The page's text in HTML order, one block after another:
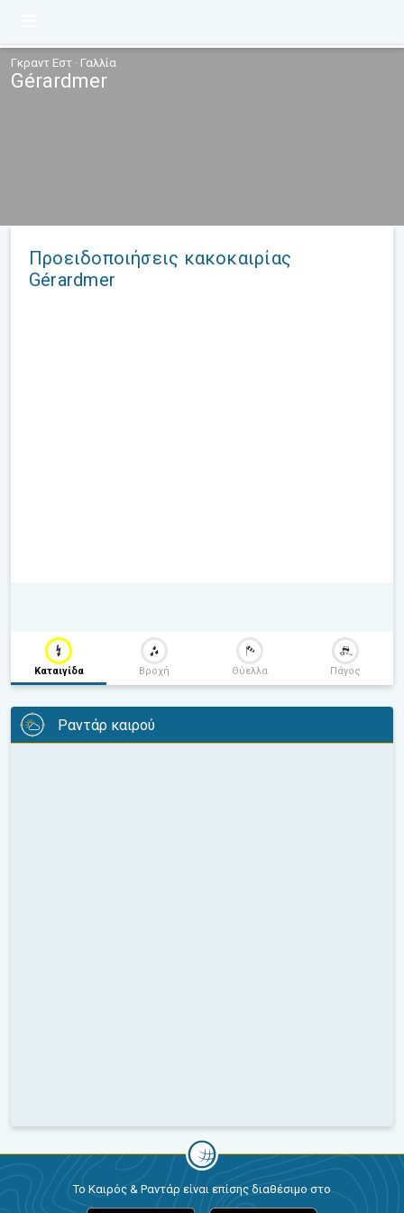
Γκραντ Εστ · Γαλλία
Gérardmer
Προειδοποιήσεις κακοκαιρίας
Gérardmer
Καταιγίδα Βροχή Θύελλα Πάγος
Ραντάρ καιρού
Το Καιρός & Ραντάρ είναι επίσης διαθέσιμο στο